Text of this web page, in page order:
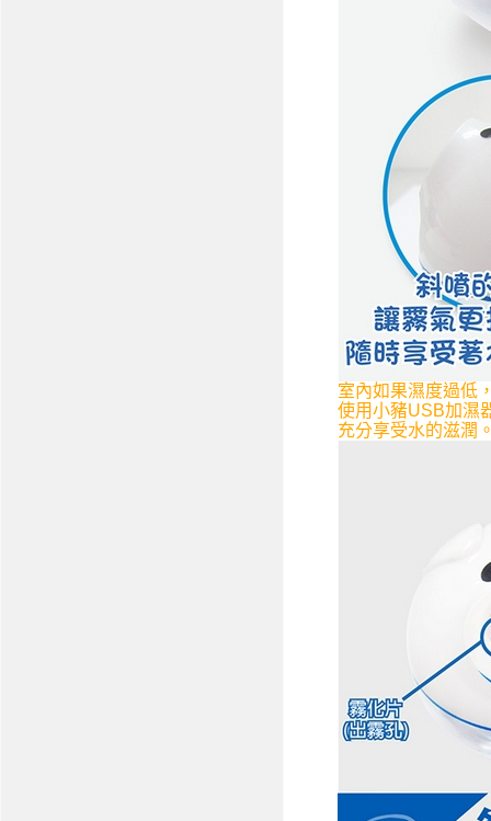
室內如果濕度過低
使用小豬USB加濕
充分享受水的滋潤